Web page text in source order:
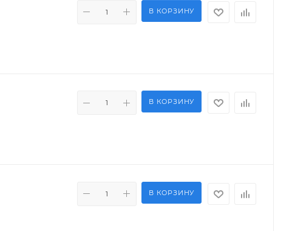
В КОРЗИНУ
В КОРЗИНУ
В КОРЗИНУ